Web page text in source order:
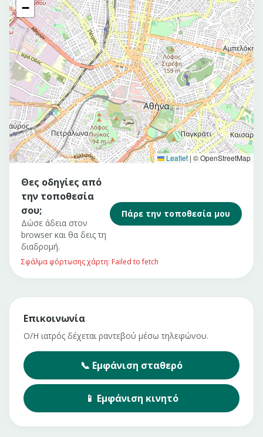
−
Leaflet |© OpenStreetMap
Θες οδηγίες από
την τοποθεσία
σου;
Δώσε άδεια στον
browser και θα δεις τη
διαδρομή.
Πάρε την τοποθεσία μου
Σφάλμα φόρτωσης χάρτη: Failed to fetch
Επικοινωνία
Ο/Η ιατρός δέχεται ραντεβού μέσω τηλεφώνου.
📞 Εμφάνιση σταθερό
📱 Εμφάνιση κινητό